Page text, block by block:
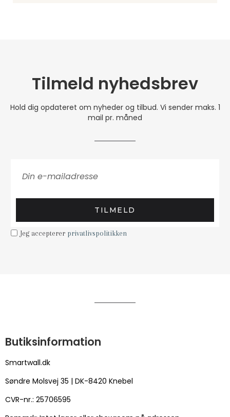
Tilmeld nyhedsbrev
Hold dig opdateret om nyheder og tilbud. Vi sender maks. 1
mail pr. måned
TILMELD
Jeg accepterer privatlivspolitikken
Butiksinformation
Smartwall.dk
Søndre Molsvej 35 | DK-8420 Knebel
CVR-nr.: 25706595